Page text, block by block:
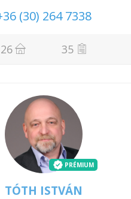
(30) 264 7338
26 35
PRÉMIUM
TÓTH ISTVÁN